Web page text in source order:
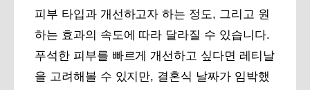
피부 타입과 개선하고자 하는 정도, 그리고 원
하는 효과의 속도에 따라 달라질 수 있습니다.
푸석한 피부를 빠르게 개선하고 싶다면 레티날
을 고려해볼 수 있지만, 결혼식 날짜가 임박했